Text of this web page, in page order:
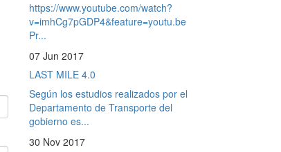
https://www.youtube.com/watch?
v=imhCg7pGDP4&feature=youtu.be
Pr...
07 Jun 2017
LAST MILE 4.0
Según los estudios realizados por el
Departamento de Transporte del
gobierno es...
30 Nov 2017